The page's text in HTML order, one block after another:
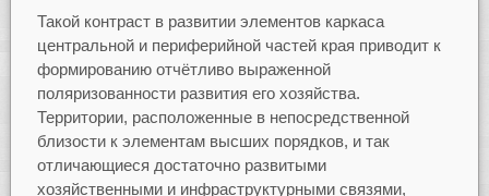
Такой контраст в развитии элементов каркаса
центральной и периферийной частей края приводит к
формированию отчётливо выраженной
поляризованности развития его хозяйства.
Территории, расположенные в непосредственной
близости к элементам высших порядков, и так
отличающиеся достаточно развитыми
хозяйственными и инфраструктурными связями,